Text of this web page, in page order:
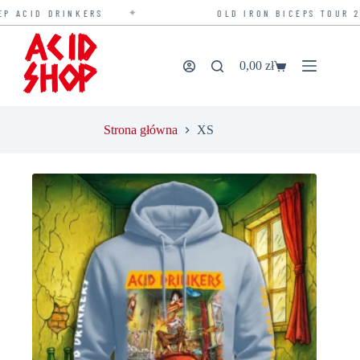
✦ OLD IRON BICEPS TOUR 2026 —
Przejdź
treści
Koszyk
0,00zł
Strona główna XS